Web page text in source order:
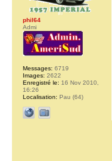
phil64
Admi
Messages: 6719
Images: 2622
Enregistré le: 16 Nov 2010,
16:26
Localisation: Pau (64)